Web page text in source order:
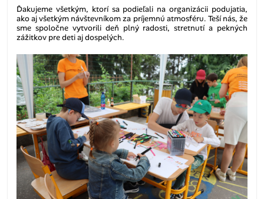
Ďakujeme všetkým, ktorí sa podieľali na organizácii podujatia,
ako aj všetkým návštevníkom za príjemnú atmosféru. Teší nás, že
sme spoločne vytvorili deň plný radosti, stretnutí a pekných
zážitkov pre deti aj dospelých.